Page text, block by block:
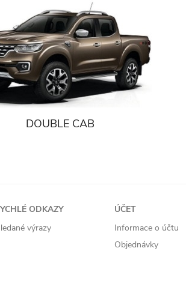
DOUBLE CAB
ODKAZY
výrazy
ÚČET
Informace o účtu
Objednávky